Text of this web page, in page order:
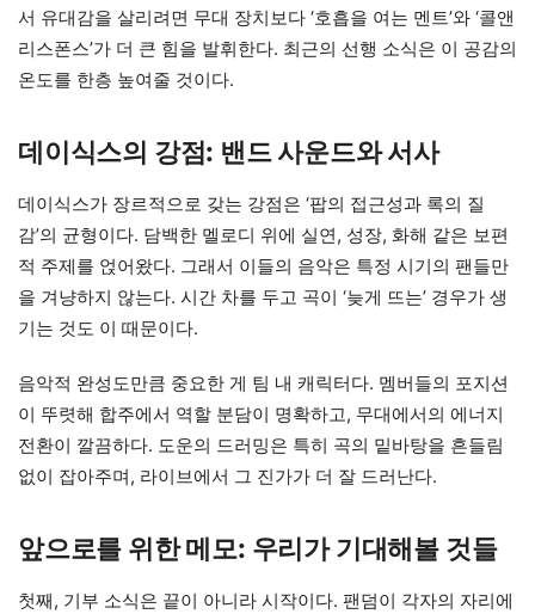
서 유대감을 살리려면 무대 장치보다 ‘호흡을 여는 멘트’와 ‘콜앤
리스폰스’가 더 큰 힘을 발휘한다. 최근의 선행 소식은 이 공감의
온도를 한층 높여줄 것이다.
데이식스의 강점: 밴드 사운드와 서사
데이식스가 장르적으로 갖는 강점은 ‘팝의 접근성과 록의 질
감’의 균형이다. 담백한 멜로디 위에 실연, 성장, 화해 같은 보편
적 주제를 얹어왔다. 그래서 이들의 음악은 특정 시기의 팬들만
을 겨냥하지 않는다. 시간 차를 두고 곡이 ‘늦게 뜨는’ 경우가 생
기는 것도 이 때문이다.
음악적 완성도만큼 중요한 게 팀 내 캐릭터다. 멤버들의 포지션
이 뚜렷해 합주에서 역할 분담이 명확하고, 무대에서의 에너지
전환이 깔끔하다. 도운의 드러밍은 특히 곡의 밑바탕을 흔들림
없이 잡아주며, 라이브에서 그 진가가 더 잘 드러난다.
앞으로를 위한 메모: 우리가 기대해볼 것들
첫째, 기부 소식은 끝이 아니라 시작이다. 팬덤이 각자의 자리에